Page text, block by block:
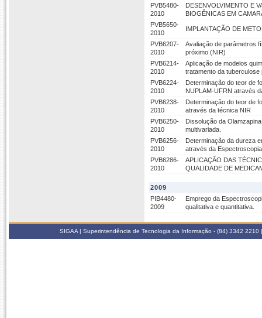
PVB5480-
2010
DESENVOLVIMENTO E
BIOGÊNICAS EM
PVB5650-
2010
IMPLANTAÇÃO DE
PVB6207-
2010
Avaliação de parâmetros
próximo (NIR)
PVB6214-
2010
Aplicação de modelos
tratamento da
PVB6224-
2010
Determinação do teor de
NUPLAM-UFRN através
PVB6238-
2010
Determinação do teor de
através da técnica NIR
PVB6250-
2010
Dissolução da
multivariada.
PVB6256-
2010
Determinação da dureza
através da
PVB6286-
2010
APLICAÇÃO DAS
QUALIDADE DE
2009
PIB4480-
2009
Emprego da
qualitativa e quantitativa.
SIGAA | Superintendência de Tecnologia da Informação - (84) 3342